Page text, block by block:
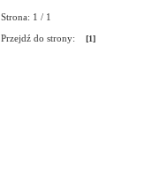
Strona: 1 / 1
Przejdź do strony:
[1]